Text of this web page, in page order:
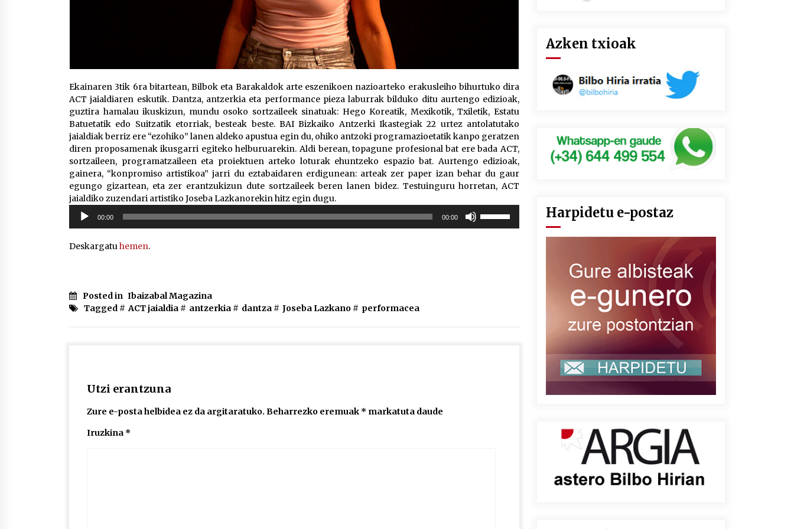
Ekainaren 3tik 6ra bitartean, Bilbok eta Barakaldok arte eszenikoen nazioarteko erakusleiho bihurtuko dira
ACT jaialdiaren eskutik. Dantza, antzerkia eta performance pieza laburrak bilduko ditu aurtengo edizioak,
guztira hamalau ikuskizun, mundu osoko sortzaileek sinatuak: Hego Koreatik, Mexikotik, Txiletik, Estatu
Batuetatik edo Suitzatik etorriak, besteak beste. BAI Bizkaiko Antzerki Ikastegiak 22 urtez antolatutako
jaialdiak berriz ere “ezohiko” lanen aldeko apustua egin du, ohiko antzoki programazioetatik kanpo geratzen
diren proposamenak ikusgarri egiteko helburuarekin. Aldi berean, topagune profesional bat ere bada ACT,
sortzaileen, programatzaileen eta proiektuen arteko loturak ehuntzeko espazio bat. Aurtengo edizioak,
gainera, “konpromiso artistikoa” jarri du eztabaidaren erdigunean: arteak zer paper izan behar du gaur
egungo gizartean, eta zer erantzukizun dute sortzaileek beren lanen bidez. Testuinguru horretan, ACT
jaialdiko zuzendari artistiko Joseba Lazkanorekin hitz egin dugu.
Soinu
erreproduzigailua
00:00 00:00
Deskargatuhemen.
Posted in Ibaizabal Magazina
Tagged # ACT jaialdia # antzerkia # dantza # Joseba Lazkano # performacea
Utzi erantzuna
Zure e-posta helbidea ez da argitaratuko. Beharrezko eremuak * markatuta daude
Iruzkina *
Azken txioak
Harpidetu e-postaz